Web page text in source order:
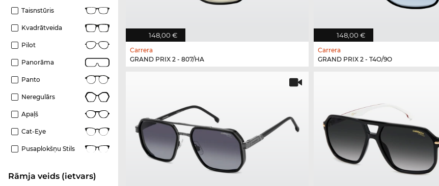
Taisnstūris
Kvadrātveida
Pilot
Panorāma
Panto
Neregulārs
Apaļš
Cat-Eye
Pusaplokšņu Stils
Rāmja veids (ietvars)
148,00 €
Carrera
GRAND PRIX 2 - 807/HA
148,00 €
Carrera
GRAND PRIX 2 - T4O/9O